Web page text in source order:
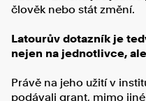
člověk nebo stát změní.
Latourův dotazník je
nejen na jednotlivce,
Právě na jeho užití v
podávali grant, mimo